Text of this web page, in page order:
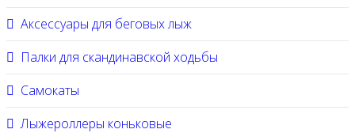
Аксессуары для беговых лыж
Палки для скандинавской ходьбы
Самокаты
Лыжероллеры коньковые